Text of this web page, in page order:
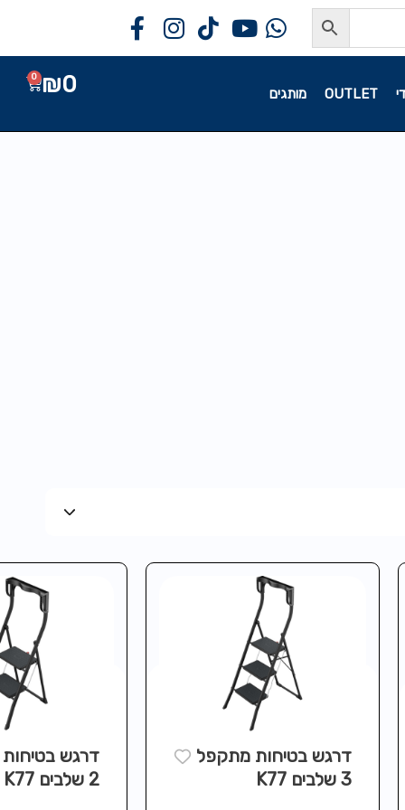
OUTLET מותגים ₪0
0
דרגש בטיחות מתקפל
3 שלבים K77
דרגש
2 שלבים K77